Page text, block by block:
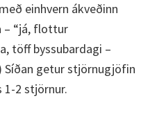
einhvern ákveðinn
– “já, flottur
töff byssubardagi –
getur stjörnugjöfin
1-2 stjörnur.